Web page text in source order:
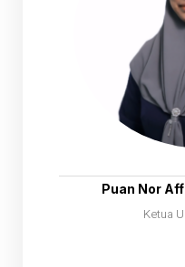
Puan Nor
Ketua